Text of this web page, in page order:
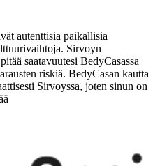
autenttisia paikallisia
Sirvoyn
saatavuutesi BedyCasassa
riskiä. BedyCasan kautta
Sirvoyssa, joten sinun on